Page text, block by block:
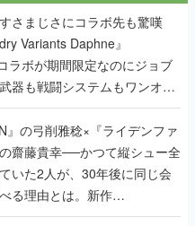
さまじさにコラボ先も驚嘆
Variants Daphne』
ラボが期間限定なのにジョブ
器も戦闘システムもワンオフ
た理由を両ディレクターに聞
』の弓削雅稔×『ライデンファ
齋藤貴幸──かつて縦シュー全
いた2人が、30年後に同じ会
る理由とは。新作
EXTREME』で初タッグを組